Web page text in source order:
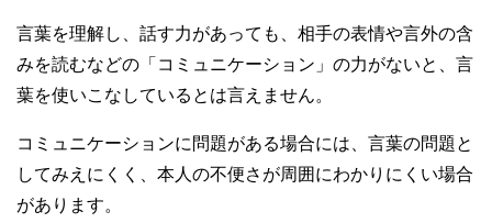
言葉を理解し、話す力があっても、相手の表情や言外の含
みを読むなどの「コミュニケーション」の力がないと、言
葉を使いこなしているとは言えません。
コミュニケーションに問題がある場合には、言葉の問題と
してみえにくく、本人の不便さが周囲にわかりにくい場合
があります。